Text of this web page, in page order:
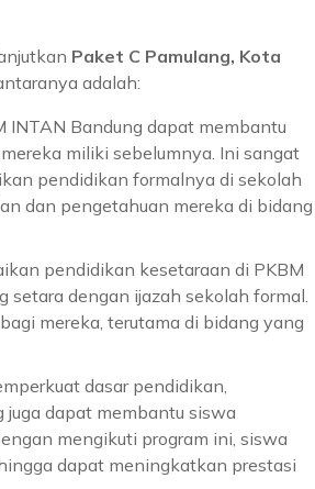
Paket C Pamulang, Kota
adalah:
INTAN Bandung dapat membantu
miliki sebelumnya. Ini sangat
pendidikan formalnya di sekolah
dan pengetahuan mereka di bidang
pendidikan kesetaraan di PKBM
setara dengan ijazah sekolah formal.
mereka, terutama di bidang yang
dasar pendidikan,
juga dapat membantu siswa
mengikuti program ini, siswa
dapat meningkatkan prestasi